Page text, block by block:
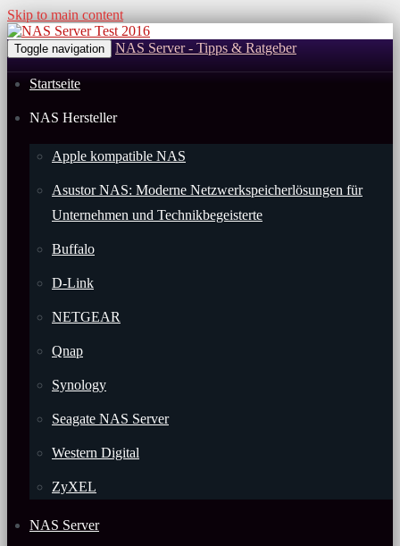
Skip to main content
Toggle navigation NAS Server - Tipps & Ratgeber
Startseite
NAS Hersteller
Apple kompatible NAS
Asustor NAS: Moderne Netzwerkspeicherlösungen für
Unternehmen und Technikbegeisterte
Buffalo
D-Link
NETGEAR
Qnap
Synology
Seagate NAS Server
Western Digital
ZyXEL
NAS Server